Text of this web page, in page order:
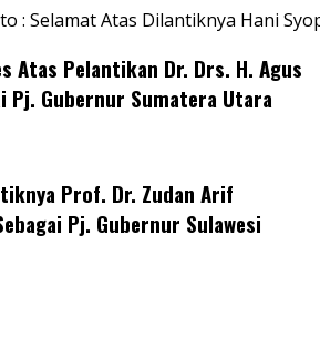
: Selamat Atas Dilantiknya Hani
Atas Pelantikan Dr. Drs. H. Agus
Pj. Gubernur Sumatera Utara
Prof. Dr. Zudan Arif
Pj. Gubernur Sulawesi